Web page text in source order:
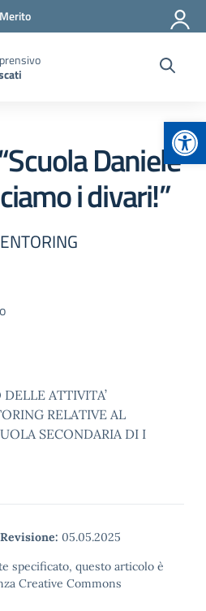
Daniele
i divari!”
ATTIVITA’
RELATIVE AL
SECONDARIA DI I
Revisione: 05.05.2025
specificato, questo articolo è
Creative Commons